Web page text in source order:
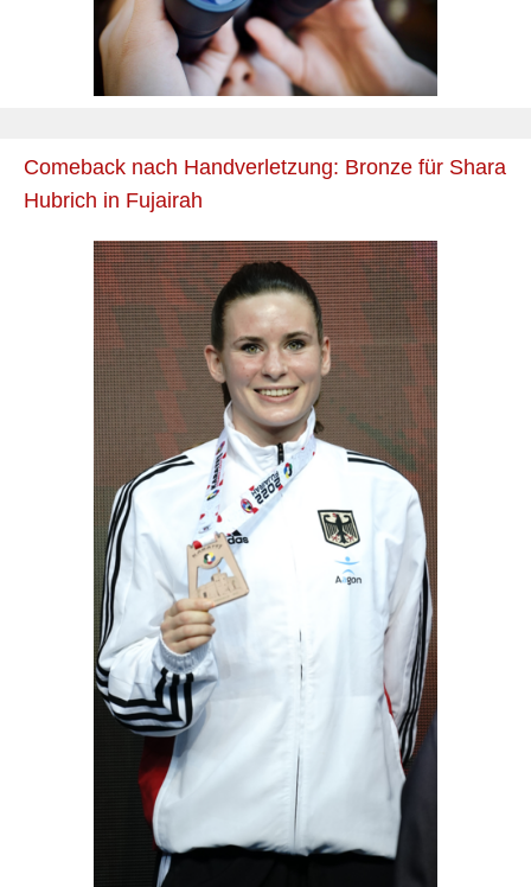
Comeback nach Handverletzung: Bronze für Shara
Hubrich in Fujairah